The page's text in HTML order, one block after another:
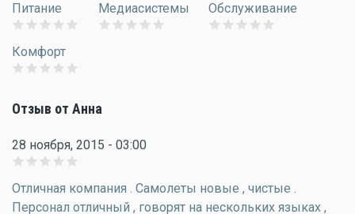
Питание Медиасистемы Обслуживание
Комфорт
Отзыв от Анна
28 ноября, 2015 - 03:00
Отличная компания . Самолеты новые , чистые .
Персонал отличный , говорят на нескольких языках ,